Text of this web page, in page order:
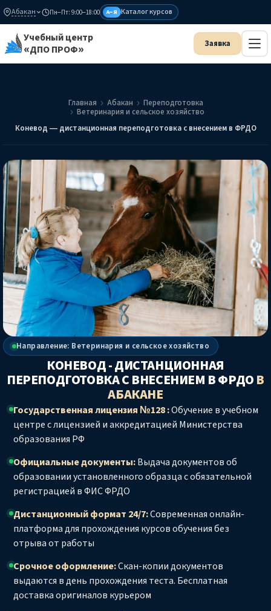
Абакан Пн–Пт: 9:00–18:00 А–Я Каталог курсов
Учебный центр
«ДПО ПРОФ»
Главная Абакан
Переподготовка
Ветеринария и сельское хозяйство
Коневод — дистанционная переподготовка с внесением в ФРДО
Направление: Ветеринария и сельское хозяйство
КОНЕВОД - ДИСТАНЦИОННАЯ
ПЕРЕПОДГОТОВКА С ВНЕСЕНИЕМ В ФРДОВ
АБАКАНЕ
Государственная лицензия №128 :Обучение в учебном
центре с лицензией и аккредитацией Министерства
образования РФ
Официальные документы:Выдача документов об
образовании установленного образца с обязательной
регистрацией в ФИС ФРДО
Дистанционный формат 24/7:Современная онлайн-
платформа для прохождения курсов обучения без
отрыва от работы
Срочное оформление:Скан-копии документов
выдаются в день прохождения теста. Бесплатная
доставка оригиналов курьером